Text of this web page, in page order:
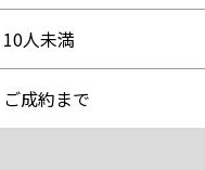
10人未満
ご成約まで